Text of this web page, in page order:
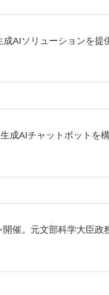
AIソリューションを
AIチャットボットを
催。元文部科学大臣